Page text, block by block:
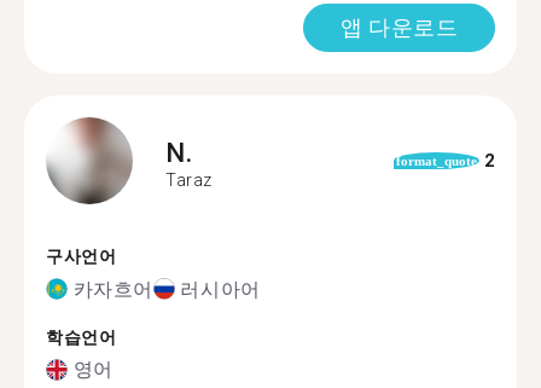
앱 다운로드
N.
Taraz
format_quote 2
구사언어
카자흐어 러시아어
학습언어
영어